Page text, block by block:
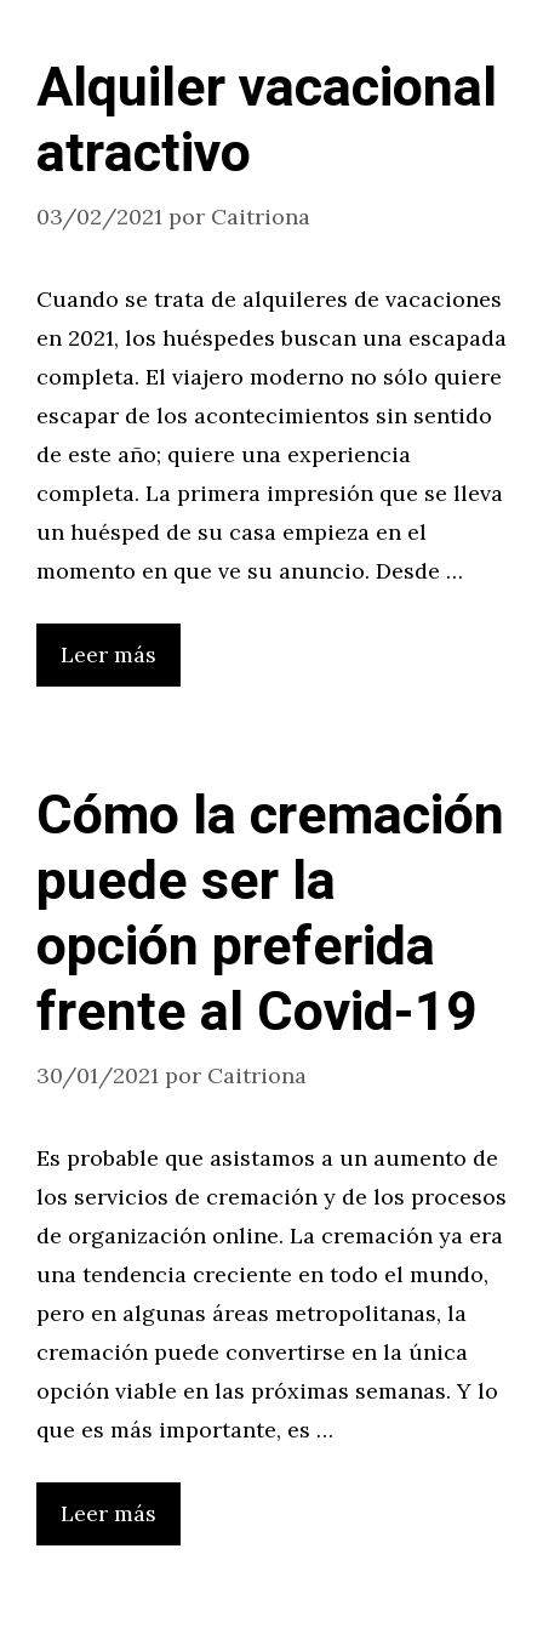
Alquiler vacacional
atractivo
03/02/2021 por Caitriona
Cuando se trata de alquileres de vacaciones
en 2021, los huéspedes buscan una escapada
completa. El viajero moderno no sólo quiere
escapar de los acontecimientos sin sentido
de este año; quiere una experiencia
completa. La primera impresión que se lleva
un huésped de su casa empieza en el
momento en que ve su anuncio. Desde …
Leer más
Cómo la cremación
puede ser la
opción preferida
frente al Covid-19
30/01/2021 por Caitriona
Es probable que asistamos a un aumento de
los servicios de cremación y de los procesos
de organización online. La cremación ya era
una tendencia creciente en todo el mundo,
pero en algunas áreas metropolitanas, la
cremación puede convertirse en la única
opción viable en las próximas semanas. Y lo
que es más importante, es …
Leer más